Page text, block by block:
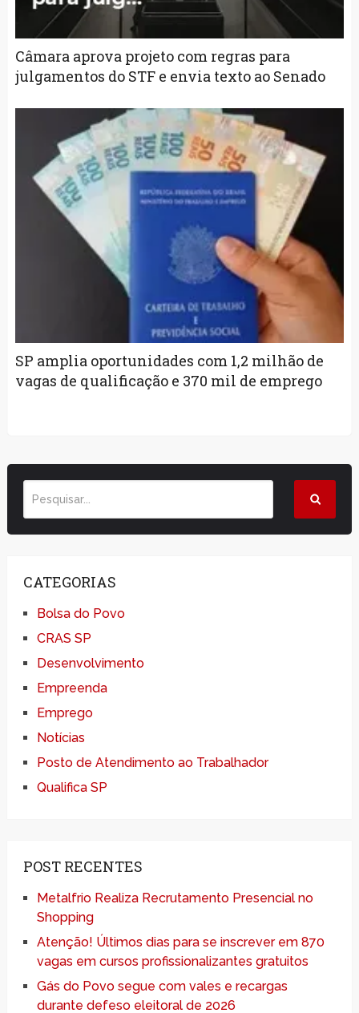
Câmara aprova projeto com regras para
julgamentos do STF e envia texto ao Senado
SP amplia oportunidades com 1,2 milhão de
vagas de qualificação e 370 mil de emprego
CATEGORIAS
Bolsa do Povo
CRAS SP
Desenvolvimento
Empreenda
Emprego
Notícias
Posto de Atendimento ao Trabalhador
Qualifica SP
POST RECENTES
Metalfrio Realiza Recrutamento Presencial no
Shopping
Atenção! Últimos dias para se inscrever em 870
vagas em cursos profissionalizantes gratuitos
Gás do Povo segue com vales e recargas
durante defeso eleitoral de 2026